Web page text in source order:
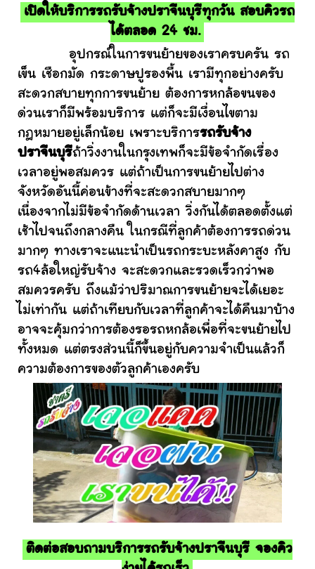
เปิดให้บริการรถรับจ้างปราจีนบุรีทุกวัน สอบคิวรถ
ได้ตลอด 24 ชม.
อุปกรณ์ในการขนย้ายของเราครบครัน รถ
เข็น เชือกมัด กระดาษปูรองพื้น เรามีทุกอย่างครับ
สะดวกสบายทุกการขนย้าย ต้องการหกล้อขนของ
ด่วนเราก็มีพร้อมบริการ แต่ก็จะมีเงื่อนไขตาม
กฎหมายอยู่เล็กน้อย เพราะบริการรถรับจ้าง
ปราจีนบุรีถ้าวิ่งงานในกรุงเทพก็จะมีข้อจำกัดเรื่อง
เวลาอยู่พอสมควร แต่ถ้าเป็นการขนย้ายไปต่าง
จังหวัดอันนี้ค่อนข้างที่จะสะดวกสบายมากๆ
เนื่องจากไม่มีข้อจำกัดด้านเวลา วิ่งกันได้ตลอดตั้งแต่
เช้าไปจนถึงกลางคืน ในกรณีที่ลูกค้าต้องการรถด่วน
มากๆ ทางเราจะแนะนำเป็นรถกระบะหลังคาสูง กับ
รถ4ล้อใหญ่รับจ้าง จะสะดวกและรวดเร็วกว่าพอ
สมควรครับ ถึงแม้ว่าปริมาณการขนย้ายจะได้เยอะ
ไม่เท่ากัน แต่ถ้าเทียบกับเวลาที่ลูกค้าจะได้คืนมาบ้าง
อาจจะคุ้มกว่าการต้องรอรถหกล้อเพื่อที่จะขนย้ายไป
ทั้งหมด แต่ตรงส่วนนี้ก็ขึ้นอยู่กับความจำเป็นแล้วก็
ความต้องการของตัวลูกค้าเองครับ
ติดต่อสอบถามบริการรถรับจ้างปราจีนบุรี จองคิว